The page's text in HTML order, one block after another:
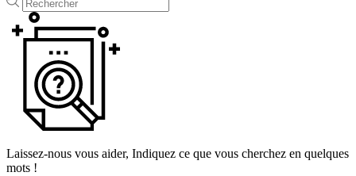
Laissez-nous vous aider, Indiquez ce que vous cherchez en quelques
mots !